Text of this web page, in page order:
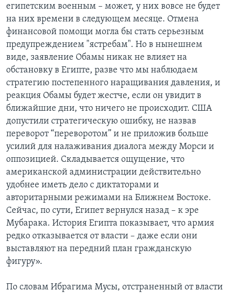
египетским военным – может, у них вовсе не будет
на них времени в следующем месяце. Отмена
финансовой помощи могла бы стать серьезным
предупреждением "ястребам". Но в нынешнем
виде, заявление Обамы никак не влияет на
обстановку в Египте, разве что мы наблюдаем
стратегию постепенного наращивания давления, и
реакция Обамы будет жестче, если он увидит в
ближайшие дни, что ничего не происходит. США
допустили стратегическую ошибку, не назвав
переворот “переворотом” и не приложив больше
усилий для налаживания диалога между Морси и
оппозицией. Складывается ощущение, что
американской администрации действительно
удобнее иметь дело с диктаторами и
авторитарными режимами на Ближнем Востоке.
Сейчас, по сути, Египет вернулся назад – к эре
Мубарака. История Египта показывает, что армия
редко отказывается от власти – даже если они
выставляют на передний план гражданскую
фигуру».
По словам Ибрагима Мусы, отстраненный от власти